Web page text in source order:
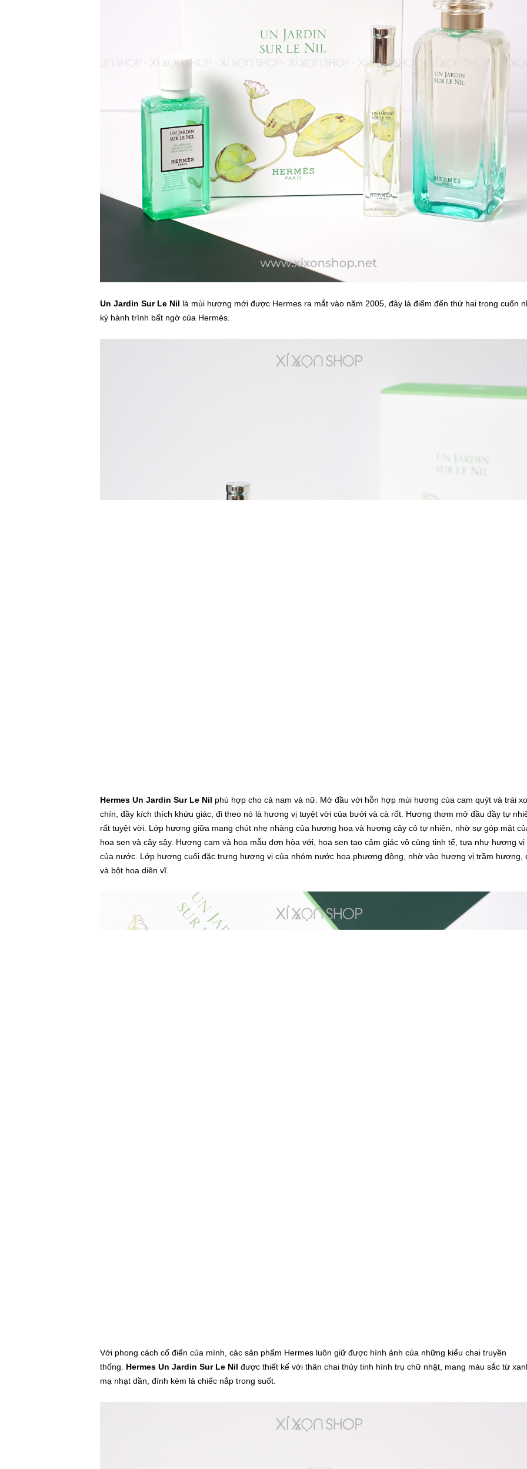
Un Jardin Sur Le Nil là mùi hương mới được Hermes ra mắt vào năm 2005, đây là điểm đến thứ hai trong cuốn
ký hành trình bất ngờ của Hermès.
Hermes Un Jardin Sur Le Nil phù hợp cho cả nam và nữ. Mở đầu với hỗn hợp mùi hương của cam quýt và trái
chín, đầy kích thích khứu giác, đi theo nó là hương vị tuyệt vời của bưởi và cà rốt. Hương thơm mở đầu đầy tự
rất tuyệt vời. Lớp hương giữa mang chút nhẹ nhàng của hương hoa và hương cây cỏ tự nhiên, nhờ sự góp mặt
hoa sen và cây sậy. Hương cam và hoa mẫu đơn hòa với, hoa sen tạo cảm giác vô cùng tinh tế, tựa như hương vị
của nước. Lớp hương cuối đặc trưng hương vị của nhóm nước hoa phương đông, nhờ vào hương vị trầm hương,
và bột hoa diên vĩ.
Với phong cách cổ điển của mình, các sản phẩm Hermes luôn giữ được hình ảnh của những kiểu chai truyền
thống. Hermes Un Jardin Sur Le Nil được thiết kế với thân chai thủy tinh hình trụ chữ nhật, mang màu sắc từ
mạ nhạt dần, đính kèm là chiếc nắp trong suốt.